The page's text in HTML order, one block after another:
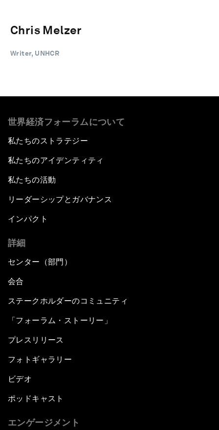
Chris Melzer
Writer, UNHCR
世界経済フォーラムについて
私たちのストラテジー
私たちのアイデンティティ
私たちの活動
リーダーシップとガバナンス
インパクト
詳細
センター（部門）
会合
ステークホルダーのコミュニティ
「フォーラム・ストーリー」
プレスリリース
フォトギャラリー
ビデオ
ポッドキャスト
エンゲージメント